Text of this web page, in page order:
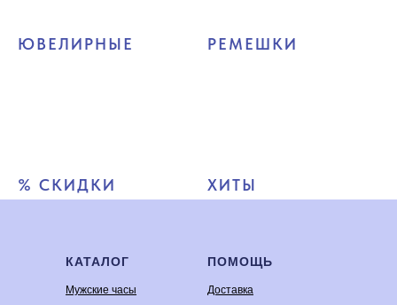
ЮВЕЛИРНЫЕ РЕМЕШКИ
% СКИДКИ ХИТЫ
КАТАЛОГ
Мужские часы
ПОМОЩЬ
Доставка